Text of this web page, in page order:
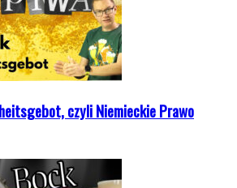
czyli Niemieckie Prawo